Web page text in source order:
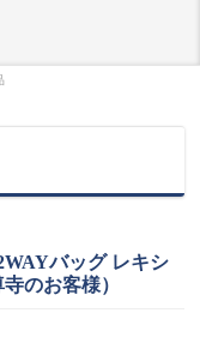
バッグ レキシ
のお客様）